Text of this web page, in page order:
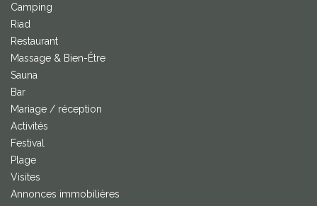
Camping
Riad
Restaurant
Massage & Bien-Être
Sauna
Bar
Mariage / réception
Activités
Festival
Plage
Visites
Annonces immobilières